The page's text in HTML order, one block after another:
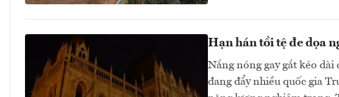
Hạn hán tồi tệ đe dọa
Nắng nóng gay gắt kéo dài
đang đẩy nhiều quốc gia